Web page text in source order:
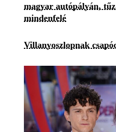
magyar autópályán,
mindenfelé
Villanyoszlopnak